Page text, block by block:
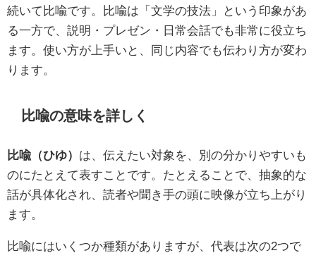
続いて比喩です。比喩は「文学の技法」という印象があ
る一方で、説明・プレゼン・日常会話でも非常に役立ち
ます。使い方が上手いと、同じ内容でも伝わり方が変わ
ります。
比喩の意味を詳しく
比喩（ひゆ） は、伝えたい対象を、別の分かりやすいも
のにたとえて表すことです。たとえることで、抽象的な
話が具体化され、読者や聞き手の頭に映像が立ち上がり
ます。
比喩にはいくつか種類がありますが、代表は次の2つで